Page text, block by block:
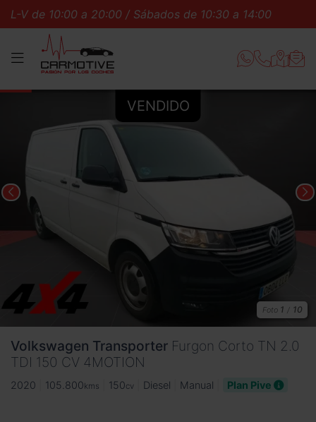
V de 10:00 a 20:00 / Sábados de 10:30 a 14:00
MENÚ
Foto 1 / 10
Volkswagen Transporter Furgon Corto TN 2.0
TDI 150 CV 4MOTION
2020 105.800kms 150cv Diesel Manual Plan Pive